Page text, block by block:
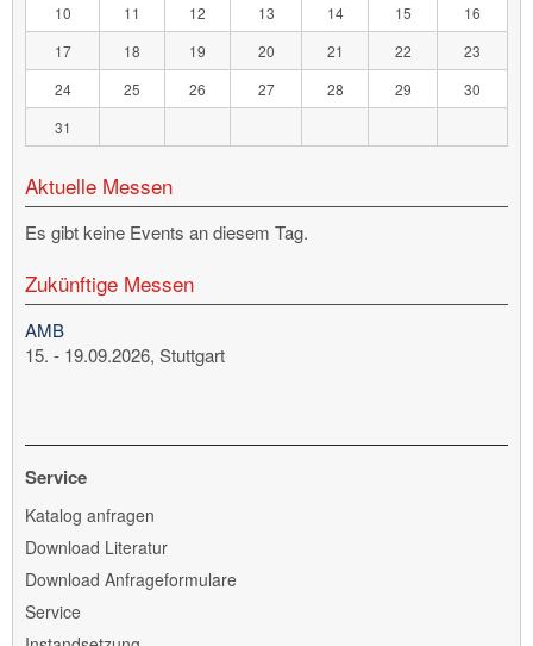
10
11 12 13 14 15
16
17
18 19 20 21 22
23
24
25 26 27 28 29
30
31
Aktuelle Messen
Es gibt keine Events an diesem Tag.
Zukünftige Messen
AMB
15. - 19.09.2026, Stuttgart
Service
Navigation
überspringen
Katalog anfragen
Download Literatur
Download Anfrageformulare
Service